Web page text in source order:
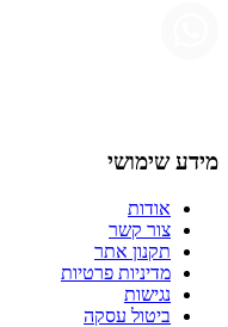
מידע שימושי
אודות
צור קשר
תקנון אתר
מדיניות פרטיות
נגישות
ביטול עסקה